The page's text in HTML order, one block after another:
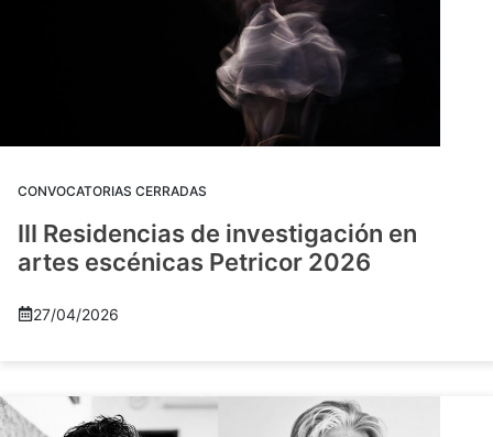
CONVOCATORIAS CERRADAS
III Residencias de investigación en
artes escénicas Petricor 2026
27/04/2026